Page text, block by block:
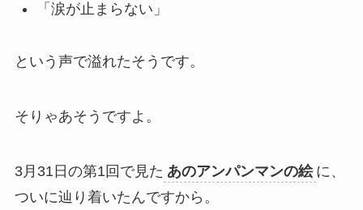
「涙が止まらない」
という声で溢れたそうです。
そりゃあそうですよ。
3月31日の第1回で見た あのアンパンマンの絵 に、
ついに辿り着いたんですから。